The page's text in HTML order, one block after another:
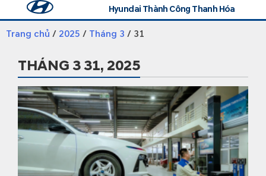
Hyundai Thành Công Thanh Hóa
Trang chủ / 2025 / Tháng 3 / 31
THÁNG 3 31, 2025